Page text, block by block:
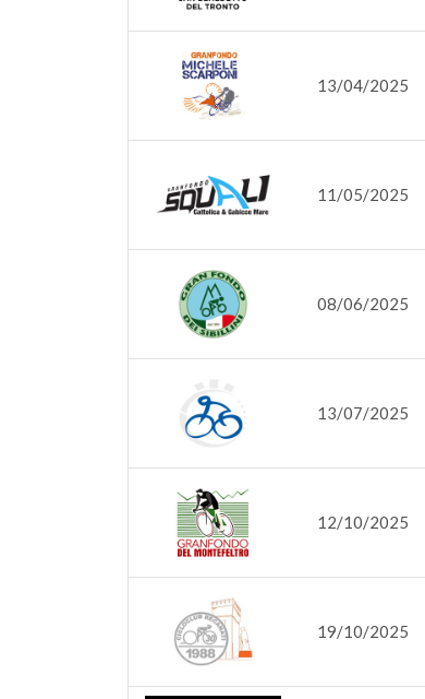
13/04/2025
11/05/2025
08/06/2025
13/07/2025
12/10/2025
19/10/2025